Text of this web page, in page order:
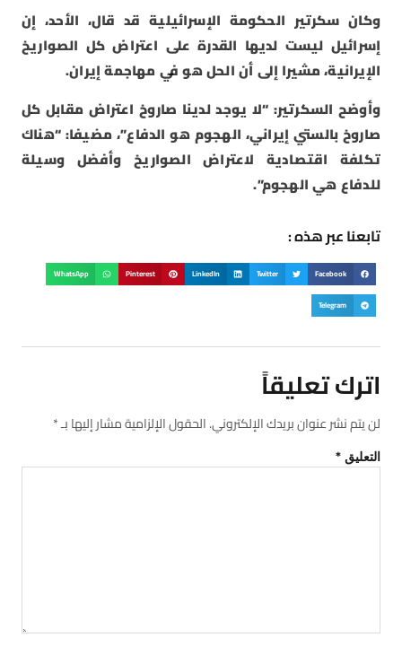
وكان سكرتير الحكومة الإسرائيلية قد قال، الأحد، إن
إسرائيل ليست لديها القدرة على اعتراض كل الصواريخ
الإيرانية، مشيرا إلى أن الحل هو في مهاجمة إيران.
وأوضح السكرتير: “لا يوجد لدينا صاروخ اعتراض مقابل كل
صاروخ بالستي إيراني، الهجوم هو الدفاع”، مضيفا: “هناك
تكلفة اقتصادية لاعتراض الصواريخ وأفضل وسيلة
للدفاع هي الهجوم”.
تابعنا عبر هذه :
Facebook
Twitter
LinkedIn
Pinterest
WhatsApp
Telegram
اترك تعليقاً
لن يتم نشر عنوان بريدك الإلكتروني.الحقول الإلزامية مشار إليها بـ*
التعليق *